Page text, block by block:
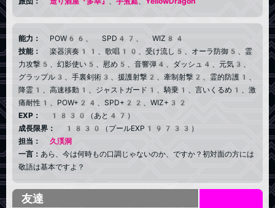
能力：
POW66、 SPD47、 WIZ84
技能：
楽器演奏11、歌唱10、受け流し5、オーラ防御5、霊
力攻撃5、幻影使い5、慰め5、音響弾4、ダッシュ4、元気3、
グラップル3、手裏剣術3、援護射撃2、牽制射撃2、霊的防護1、
降霊1、高速移動1、ジャストガード1、騎乗1、言いくるめ1、激
痛耐性1、POW+24、SPD+22、WIZ+32
EXP：
1830（あと47）
成長限界：
1830（プールEXP19733）
担当：
久渓洞
一言： あら、今は何時もの口調じゃないのか、ですか？初対面の方には
敬語は基本ですよ？
友達